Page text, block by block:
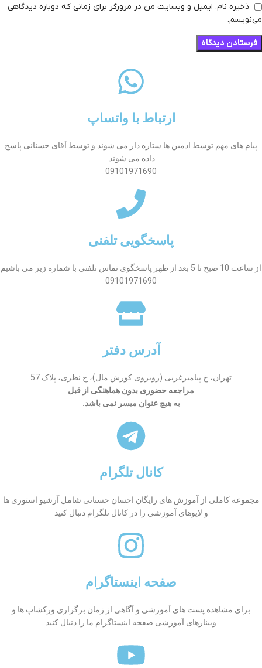
ذخیره نام، ایمیل و وبسایت من در مرورگر برای زمانی که دوباره دیدگاهی
می‌نویسم.
ارتباط با واتساپ
پیام های مهم توسط ادمین ها ستاره دار می شوند و توسط آقای حسنانی پاسخ
داده می شوند.
09101971690
پاسخگویی تلفنی
از ساعت 10 صبح تا 5 بعد از ظهر پاسخگوی تماس تلفنی با شماره زیر می باشیم
09101971690
آدرس دفتر
تهران، خ پیامبرغربی (روبروی کورش مال)، خ نظری، پلاک 57
مراجعه حضوری بدون هماهنگی از قبل
به هیچ عنوان میسر نمی باشد.
کانال تلگرام
مجموعه کاملی از آموزش های رایگان احسان حسنانی شامل آرشیو استوری ها
و لایوهای آموزشی را در کانال تلگرام دنبال کنید
صفحه اینستاگرام
برای مشاهده پست های آموزشی و آگاهی از زمان برگزاری ورکشاپ ها و
وبینارهای آموزشی صفحه اینستاگرام ما را دنبال کنید